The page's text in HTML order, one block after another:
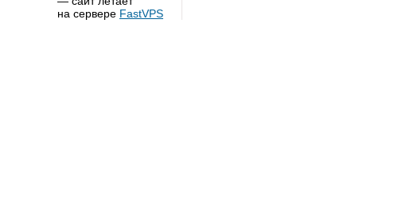
на сервере FastVPS